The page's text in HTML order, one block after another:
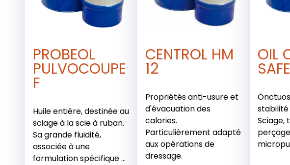
PROBEOL
PULVOCOUPE
F
Huile entière, destinée au
sciage à la scie à ruban.
Sa grande fluidité,
associée à une
formulation spécifique ...
CENTROL HM
12
Propriétés anti-usure et
d'évacuation des
calories.
Particulièrement adapté
aux opérations de
dressage.
OIL
SAFE
Sciage,